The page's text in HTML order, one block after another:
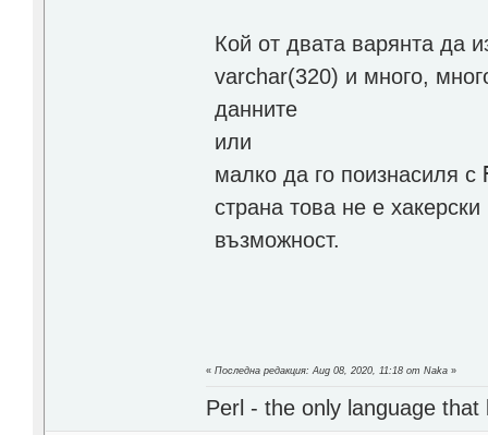
Кой от двата варянта да
varchar(320) и много,
данните
или
малко да го поизнасиля с
страна това не е
възможност.
«Последна редакция: Aug 08, 2020, 11:18 от Naka »
Perl - the only language